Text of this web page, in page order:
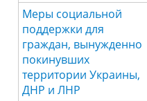
Меры социальной
поддержки для
граждан, вынужденно
покинувших
территории Украины,
ДНР и ЛНР